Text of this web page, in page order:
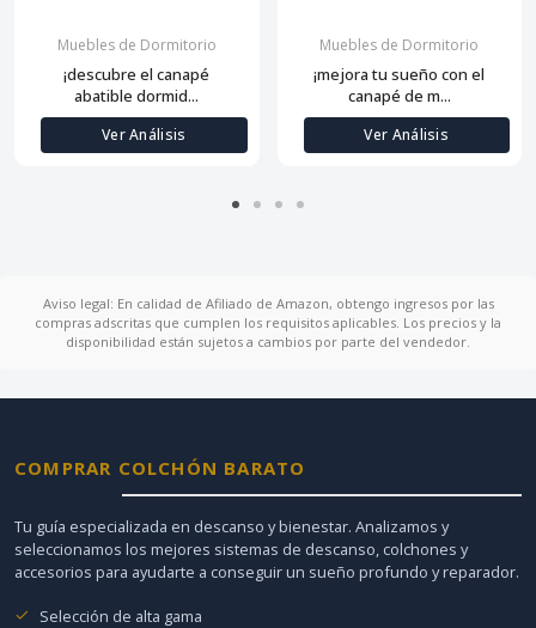
Muebles de Dormitorio
¡descubre el canapé
abatible dormid...
Ver Análisis
Muebles de Dormitorio
¡mejora tu sueño con el
canapé de m...
Ver Análisis
Aviso legal: En calidad de Afiliado de Amazon, obtengo ingresos por las
compras adscritas que cumplen los requisitos aplicables. Los precios y la
disponibilidad están sujetos a cambios por parte del vendedor.
COMPRAR COLCHÓN BARATO
Tu guía especializada en descanso y bienestar. Analizamos y
seleccionamos los mejores sistemas de descanso, colchones y
accesorios para ayudarte a conseguir un sueño profundo y reparador.
Selección de alta gama